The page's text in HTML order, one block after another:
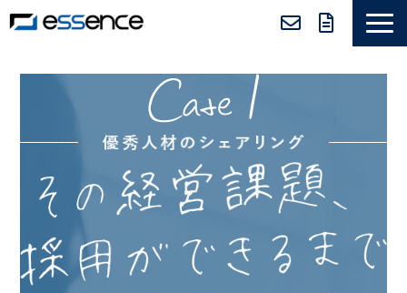
ニュース＆トピックス
導入事例
採用情報
セミナー＆コラム